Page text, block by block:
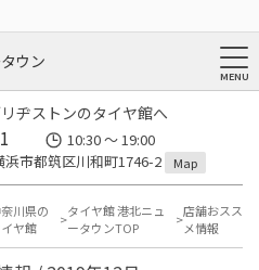
ウン
ヂストンのタイヤ館へ
10:30 ～ 19:00
市都筑区川和町1746-2
Map
川県の
ヤ館
タイヤ館 港北ニュ
ータウンTOP
店舗おスス
メ情報